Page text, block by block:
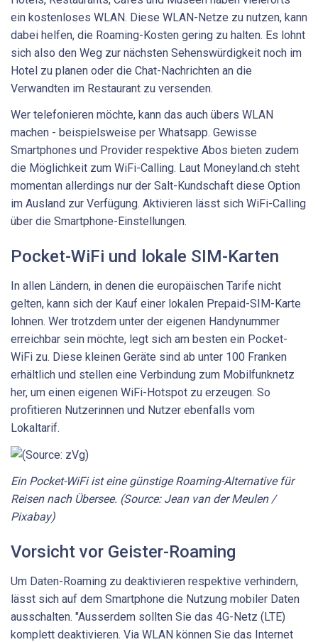
ein kostenloses WLAN. Diese WLAN-Netze zu nutzen, kann
dabei helfen, die Roaming-Kosten gering zu halten. Es lohnt
sich also den Weg zur nächsten Sehenswürdigkeit noch im
Hotel zu planen oder die Chat-Nachrichten an die
Verwandten im Restaurant zu versenden.
Wer telefonieren möchte, kann das auch übers WLAN
machen - beispielsweise per Whatsapp. Gewisse
Smartphones und Provider respektive Abos bieten zudem
die Möglichkeit zum WiFi-Calling. Laut Moneyland.ch steht
momentan allerdings nur der Salt-Kundschaft diese Option
im Ausland zur Verfügung. Aktivieren lässt sich WiFi-Calling
über die Smartphone-Einstellungen.
Pocket-WiFi und lokale SIM-Karten
In allen Ländern, in denen die europäischen Tarife nicht
gelten, kann sich der Kauf einer lokalen Prepaid-SIM-Karte
lohnen. Wer trotzdem unter der eigenen Handynummer
erreichbar sein möchte, legt sich am besten ein Pocket-
WiFi zu. Diese kleinen Geräte sind ab unter 100 Franken
erhältlich und stellen eine Verbindung zum Mobilfunknetz
her, um einen eigenen WiFi-Hotspot zu erzeugen. So
profitieren Nutzerinnen und Nutzer ebenfalls vom
Lokaltarif.
Ein Pocket-WiFi ist eine günstige Roaming-Alternative für
Reisen nach Übersee. (Source: Jean van der Meulen /
Pixabay)
Vorsicht vor Geister-Roaming
Um Daten-Roaming zu deaktivieren respektive verhindern,
lässt sich auf dem Smartphone die Nutzung mobiler Daten
ausschalten. "Ausserdem sollten Sie das 4G-Netz (LTE)
komplett deaktivieren. Via WLAN können Sie das Internet